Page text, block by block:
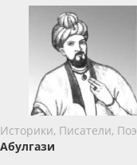
Историки, Писатели,
Абулгази